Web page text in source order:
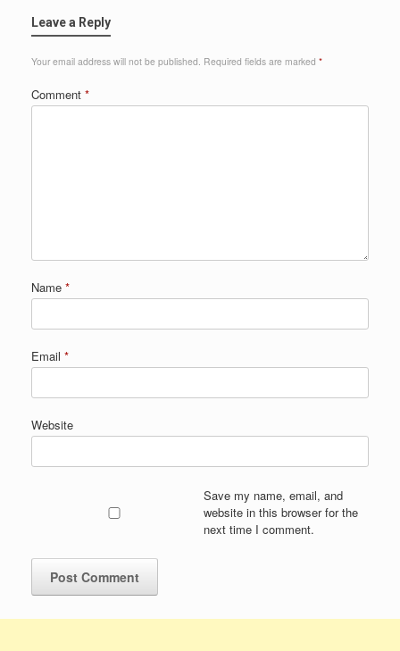
Leave a Reply
Your email address will not be published. Required fields are marked *
Comment *
Name *
Email *
Website
Save my name, email, and
website in this browser for the
next time I comment.